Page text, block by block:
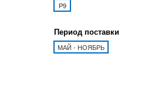
P9
Период поставки
МАЙ - НОЯБРЬ